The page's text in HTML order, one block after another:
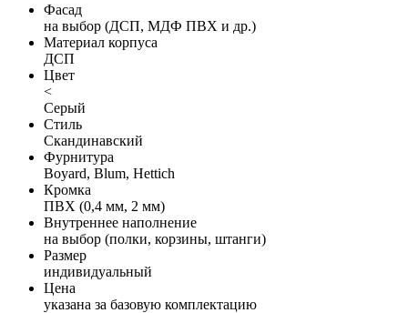
Фасад
на выбор (ДСП, МДФ ПВХ и др.)
Материал корпуса
ДСП
Цвет
<
Серый
Стиль
Скандинавский
Фурнитура
Boyard, Blum, Hettich
Кромка
ПВХ (0,4 мм, 2 мм)
Внутреннее наполнение
на выбор (полки, корзины, штанги)
Размер
индивидуальный
Цена
указана за базовую комплектацию